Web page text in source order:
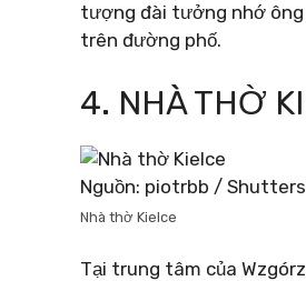
tượng đài tưởng nhớ ông
trên đường phố.
4. NHÀ THỜ
Nguồn: piotrbb /
Nhà thờ Kielce
Tại trung tâm của